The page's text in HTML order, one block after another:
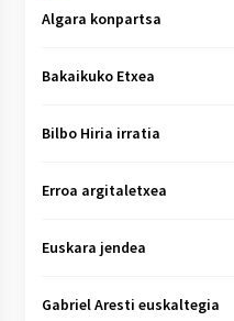
Algara konpartsa
Bakaikuko Etxea
Bilbo Hiria irratia
Erroa argitaletxea
Euskara jendea
Gabriel Aresti euskaltegia